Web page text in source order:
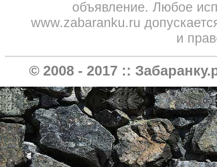
объявление. Любое
www.zabaranku.ru
и
© 2008 - 2017 ::